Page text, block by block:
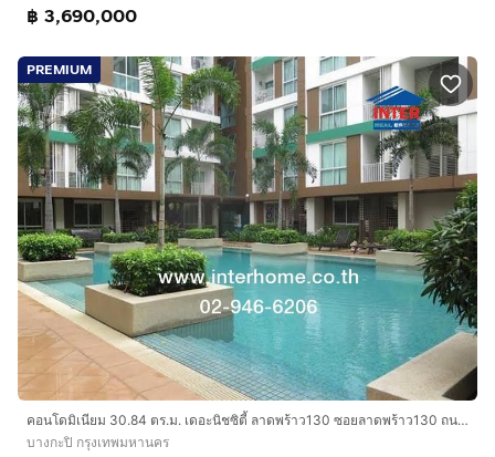
฿ 3,690,000
PREMIUM
คอนโดมิเนียม 30.84 ตร.ม. เดอะนิชซิตี้ ลาดพร้าว130 ซอยลาดพร้าว130 ถนนลาดพร้าว ถนนรามคำแหง เขตบางกะปิ กรุงเทพมหานคร
บางกะปิ กรุงเทพมหานคร